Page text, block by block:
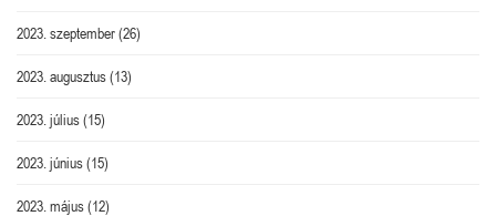
2023. szeptember(26)
2023. augusztus(13)
2023. július(15)
2023. június(15)
2023. május(12)